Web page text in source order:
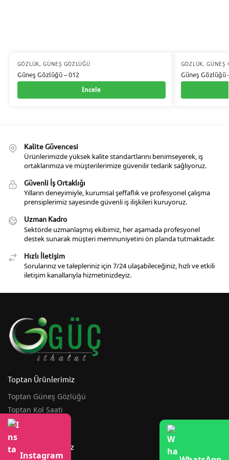
GÖZLÜK,GÜNEŞ GÖZLÜĞÜ
Güneş Gözlüğü – 012
İncele
GÖZLÜK,GÜNEŞ
Güneş Gözlüğü
Kalite Güvencesi
Ürünlerimizde yüksek kalite standartlarını benimseyerek, iş
ortaklarımıza ve müşterilerimize güvenilir tedarik sağlıyoruz.
Güvenli İş Ortaklığı
Yılların deneyimiyle, kurumsal şeffaflık ve profesyonel çalışma
prensiplerimiz sayesinde güvenli iş ilişkileri kuruyoruz.
Uzman Kadro
Sektörde uzmanlaşmış ekibimiz, her aşamada profesyonel
destek sunarak müşteri memnuniyetini ön planda tutmaktadır.
Hızlı İletişim
Sorularınız ve talepleriniz için 7/24 ulaşabileceğiniz, hızlı ve etkili
iletişim kanallarıyla hizmetinizdeyiz.
Toptan Ürünlerimiz
Toptan Güneş Gözlüğü
Toptan Kol Saati
Toptan Şemsiye
İletişim Bilgilerimiz
Instagram